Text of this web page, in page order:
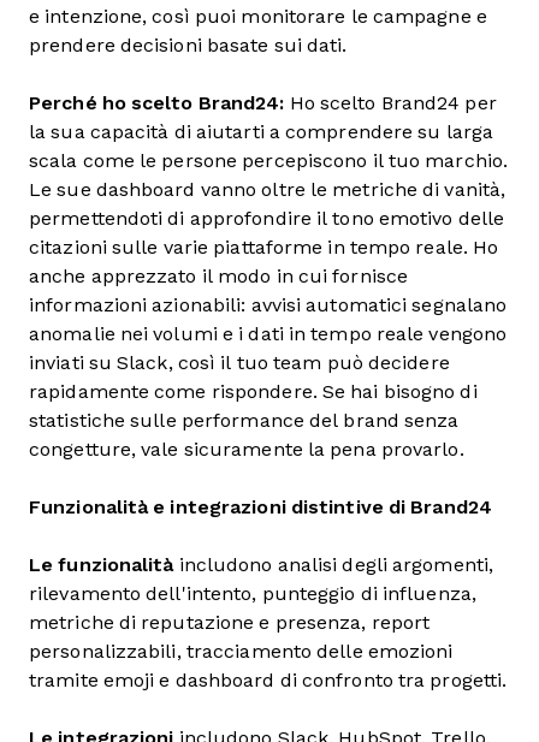
e intenzione, così puoi monitorare le campagne e
prendere decisioni basate sui dati.
Perché ho scelto Brand24: Ho scelto Brand24 per
la sua capacità di aiutarti a comprendere su larga
scala come le persone percepiscono il tuo marchio.
Le sue dashboard vanno oltre le metriche di vanità,
permettendoti di approfondire il tono emotivo delle
citazioni sulle varie piattaforme in tempo reale. Ho
anche apprezzato il modo in cui fornisce
informazioni azionabili: avvisi automatici segnalano
anomalie nei volumi e i dati in tempo reale vengono
inviati su Slack, così il tuo team può decidere
rapidamente come rispondere. Se hai bisogno di
statistiche sulle performance del brand senza
congetture, vale sicuramente la pena provarlo.
Funzionalità e integrazioni distintive di Brand24
Le funzionalitàincludono analisi degli argomenti,
rilevamento dell'intento, punteggio di influenza,
metriche di reputazione e presenza, report
personalizzabili, tracciamento delle emozioni
tramite emoji e dashboard di confronto tra progetti.
Le integrazioni includono Slack, HubSpot, Trello,